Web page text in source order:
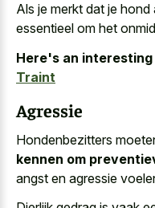
Als je merkt dat je
essentieel om het
Here's an interesting
Traint
Agressie
Hondenbezitters
kennen om
angst en agressie